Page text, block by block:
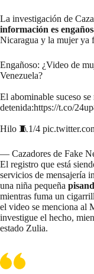
La investigación de
información es
Nicaragua y la mujer ya
Engañoso: ¿Video de
Venezuela?
El abominable suceso
detenida:https://t.co/
Hilo 🧵1/4
— Cazadores de Fake
El registro que está
servicios de mensajería
una niña pequeña
mientras fuma un
el video se menciona al
investigue el hecho,
estado Zulia.